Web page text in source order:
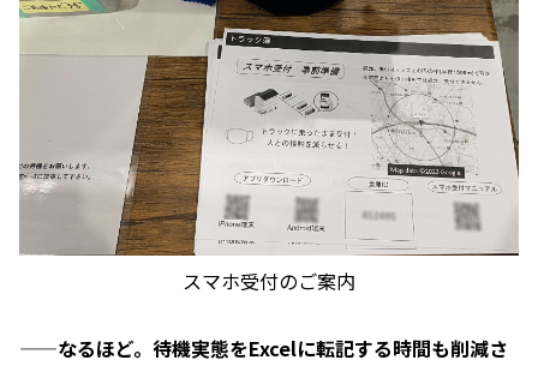
スマホ受付のご案内
——なるほど。待機実態をExcelに転記する時間も削減さ